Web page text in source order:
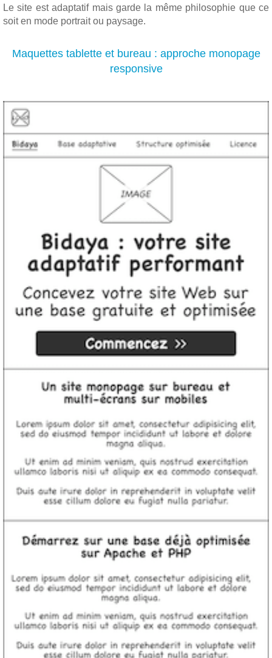
Le site est adaptatif mais garde la même philosophie que ce
soit en mode portrait ou paysage.
Maquettes tablette et bureau : approche monopage
responsive